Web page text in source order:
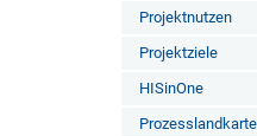
Projektnutzen
Projektziele
HISinOne
Prozesslandkarte